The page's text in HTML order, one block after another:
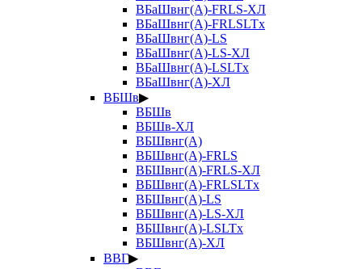
ВБаШвнг(А)-FRLS-ХЛ
ВБаШвнг(А)-FRLSLTx
ВБаШвнг(А)-LS
ВБаШвнг(А)-LS-ХЛ
ВБаШвнг(А)-LSLTx
ВБаШвнг(А)-ХЛ
ВБШв▶
ВБШв
ВБШв-ХЛ
ВБШвнг(А)
ВБШвнг(А)-FRLS
ВБШвнг(А)-FRLS-ХЛ
ВБШвнг(А)-FRLSLTx
ВБШвнг(А)-LS
ВБШвнг(А)-LS-ХЛ
ВБШвнг(А)-LSLTx
ВБШвнг(А)-ХЛ
ВВГ▶